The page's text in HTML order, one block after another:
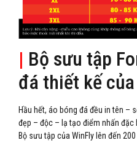
| Bộ sưu tập
đá thiết kế
Hầu hết, áo bóng đá đều in tên –
đẹp – độc – lạ tạo điểm nhấn đặc
Bộ sưu tập của WinFly lên đến